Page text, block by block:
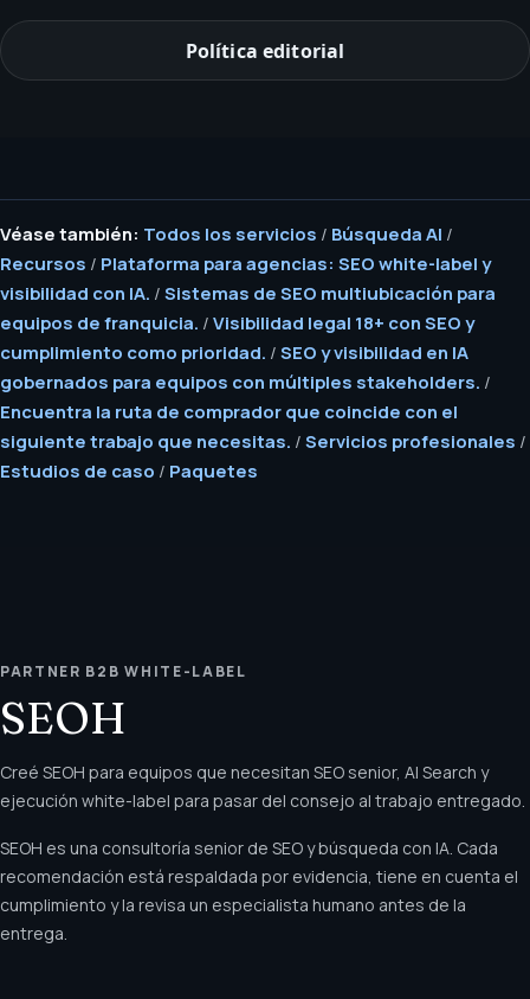
Política editorial
Véase también: Todos los servicios / Búsqueda AI /
Recursos / Plataforma para agencias: SEO white-label y
visibilidad con IA. / Sistemas de SEO multiubicación para
equipos de franquicia. / Visibilidad legal 18+ con SEO y
cumplimiento como prioridad. / SEO y visibilidad en IA
gobernados para equipos con múltiples stakeholders. /
Encuentra la ruta de comprador que coincide con el
siguiente trabajo que necesitas. / Servicios profesionales /
Estudios de caso / Paquetes
PARTNER B2B WHITE-LABEL
SEOH
Creé SEOH para equipos que necesitan SEO senior, AI Search y
ejecución white-label para pasar del consejo al trabajo entregado.
SEOH es una consultoría senior de SEO y búsqueda con IA. Cada
recomendación está respaldada por evidencia, tiene en cuenta el
cumplimiento y la revisa un especialista humano antes de la
entrega.